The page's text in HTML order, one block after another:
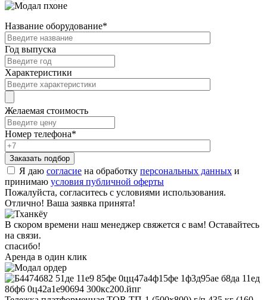
Название оборудование*
Год выпуска
Характеристики
Желаемая стоимость
Номер телефона*
Я даю согласие на обработку персональных данных и
принимаю условия публичной оферты
Пожалуйста, согласитесь с условиями использования.
Отлично! Ваша заявка принята!
В скором времени наш менеджер свяжется с вам! Оставайтесь
на связи.
спасибо!
Аренда в один клик